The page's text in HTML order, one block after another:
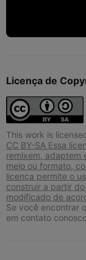
Licença de
This work is
CC BY-SA Essa
remixem, adaptem
meio ou formato,
licença permite o
construir a partir
modificado de
Se você encontrar
em contato